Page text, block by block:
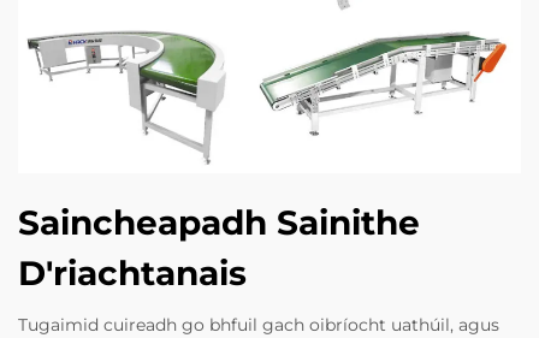
Saincheapadh Sainithe
D'riachtanais
Tugaimid cuireadh go bhfuil gach oibríocht uathúil, agus